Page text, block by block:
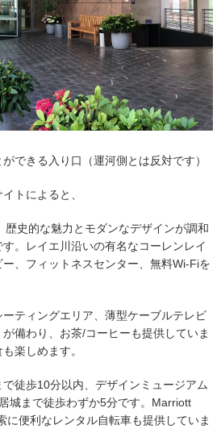
できる入り口（運河側とは反対です）
トによると、
歴史的な魅力とモダンなデザインが調和
。レイエ川沿いの有名なコーレンレイ
、フィットネスセンター、無料Wi-Fiを
ティングエリア、薄型ケーブルテレビ
が備わり、お茶/コーヒーも提供していま
楽しめます。
徒歩10分以内、デザインミュージアム
城まで徒歩わずか5分です。Marriott
に便利なレンタル自転車も提供していま